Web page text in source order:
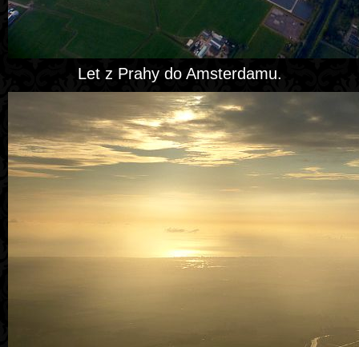
Let z Prahy do Amsterdamu.